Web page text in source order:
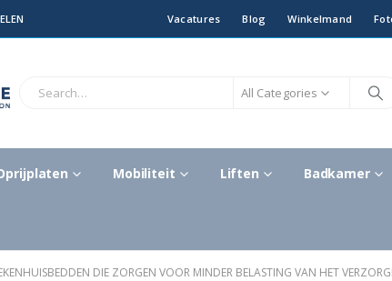
Vacatures Blog Winkelmand
All Categories
Mobiliteit Liften Badkamer
DIE ZORGEN VOOR MINDER BELASTING VAN HET